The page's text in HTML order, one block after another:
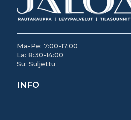
Ma-Pe: 7:00-17:00
La: 8:30-14:00
Su: Suljettu
INFO